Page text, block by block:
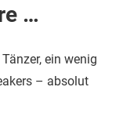
…
ein wenig
– absolut